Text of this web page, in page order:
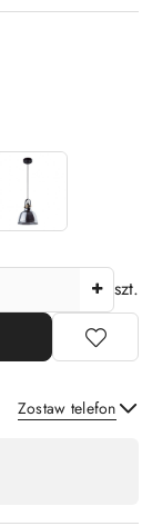
szt.
Zostaw telefon